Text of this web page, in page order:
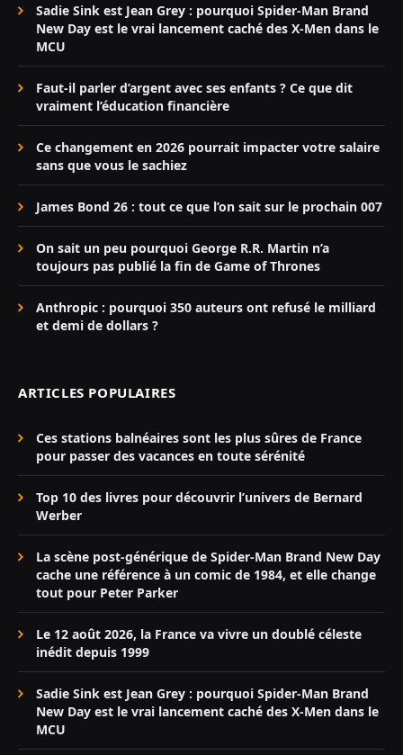
Sadie Sink est Jean Grey : pourquoi Spider-Man Brand
New Day est le vrai lancement caché des X-Men dans le
MCU
Faut-il parler d’argent avec ses enfants ? Ce que dit
vraiment l’éducation financière
Ce changement en 2026 pourrait impacter votre salaire
sans que vous le sachiez
James Bond 26 : tout ce que l’on sait sur le prochain 007
On sait un peu pourquoi George R.R. Martin n’a
toujours pas publié la fin de Game of Thrones
Anthropic : pourquoi 350 auteurs ont refusé le milliard
et demi de dollars ?
ARTICLES POPULAIRES
Ces stations balnéaires sont les plus sûres de France
pour passer des vacances en toute sérénité
Top 10 des livres pour découvrir l’univers de Bernard
Werber
La scène post-générique de Spider-Man Brand New Day
cache une référence à un comic de 1984, et elle change
tout pour Peter Parker
Le 12 août 2026, la France va vivre un doublé céleste
inédit depuis 1999
Sadie Sink est Jean Grey : pourquoi Spider-Man Brand
New Day est le vrai lancement caché des X-Men dans le
MCU